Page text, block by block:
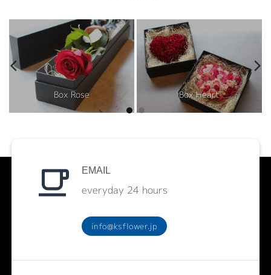
Box Rose Box Heart
EMAIL
everyday 24 hours
info@ksflower.jp